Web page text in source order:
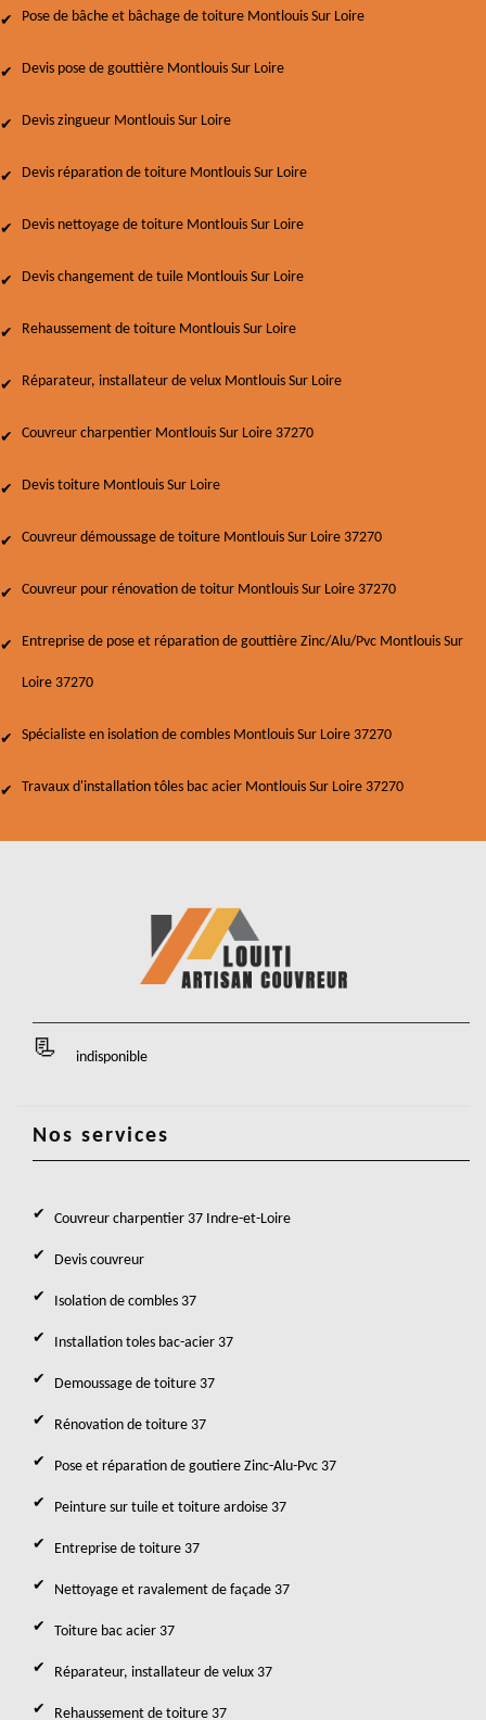
Pose de bâche et bâchage de toiture Montlouis Sur Loire
Devis pose de gouttière Montlouis Sur Loire
Devis zingueur Montlouis Sur Loire
Devis réparation de toiture Montlouis Sur Loire
Devis nettoyage de toiture Montlouis Sur Loire
Devis changement de tuile Montlouis Sur Loire
Rehaussement de toiture Montlouis Sur Loire
Réparateur, installateur de velux Montlouis Sur Loire
Couvreur charpentier Montlouis Sur Loire 37270
Devis toiture Montlouis Sur Loire
Couvreur démoussage de toiture Montlouis Sur Loire 37270
Couvreur pour rénovation de toitur Montlouis Sur Loire 37270
Entreprise de pose et réparation de gouttière Zinc/Alu/Pvc Montlouis Sur
Loire 37270
Spécialiste en isolation de combles Montlouis Sur Loire 37270
Travaux d'installation tôles bac acier Montlouis Sur Loire 37270
indisponible
Nos services
Couvreur charpentier 37 Indre-et-Loire
Devis couvreur
Isolation de combles 37
Installation toles bac-acier 37
Demoussage de toiture 37
Rénovation de toiture 37
Pose et réparation de goutiere Zinc-Alu-Pvc 37
Peinture sur tuile et toiture ardoise 37
Entreprise de toiture 37
Nettoyage et ravalement de façade 37
Toiture bac acier 37
Réparateur, installateur de velux 37
Rehaussement de toiture 37